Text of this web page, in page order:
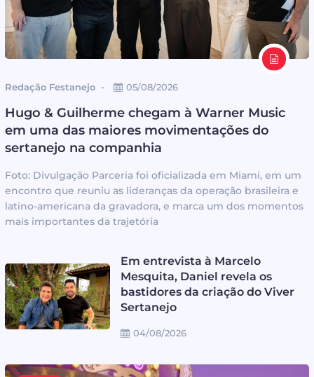
Redação Festanejo 05/08/2026
Hugo & Guilherme chegam à Warner Music
em uma das maiores movimentações do
sertanejo na companhia
Foto: Divulgação Parceria foi oficializada em Miami, em um
encontro que reuniu as lideranças da operação brasileira e
latino-americana da gravadora, e marca um dos momentos
mais importantes da trajetória
04/08/2026
Em entrevista à Marcelo
Mesquita, Daniel revela os
bastidores da criação do Viver
Sertanejo